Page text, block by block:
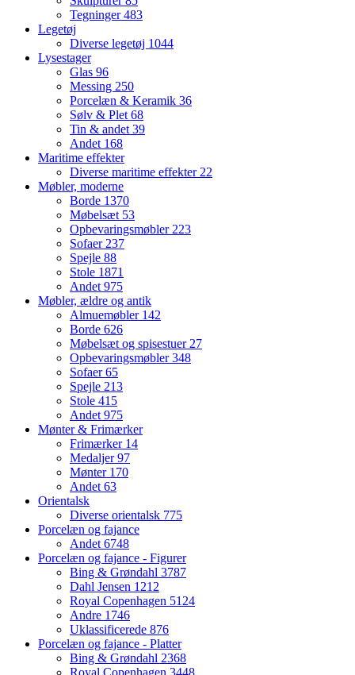
Tegninger483
Legetøj
Diverse legetøj 1044
Lysestager
Glas 96
Messing 250
Porcelæn & Keramik 36
Sølv & Plet 68
Tin & andet 39
Andet 168
Maritime effekter
Diverse maritime effekter 22
Møbler, moderne
Borde 1370
Møbelsæt 53
Opbevaringsmøbler 223
Sofaer 237
Spejle 88
Stole 1871
Andet 975
Møbler, ældre og antik
Almuemøbler 142
Borde 626
Møbelsæt og spisestuer 27
Opbevaringsmøbler348
Sofaer65
Spejle 213
Stole 415
Andet 975
Mønter & Frimærker
Frimærker 14
Medaljer97
Mønter 170
Andet 63
Orientalsk
Diverse orientalsk 775
Porcelæn og fajance
Andet 6748
Porcelæn og fajance - Figurer
Bing & Grøndahl 3787
Dahl Jensen 1212
Royal Copenhagen 5124
Andre 1746
Uklassificerede 876
Porcelæn og fajance - Platter
Bing & Grøndahl 2368
Royal Copenhagen 3448